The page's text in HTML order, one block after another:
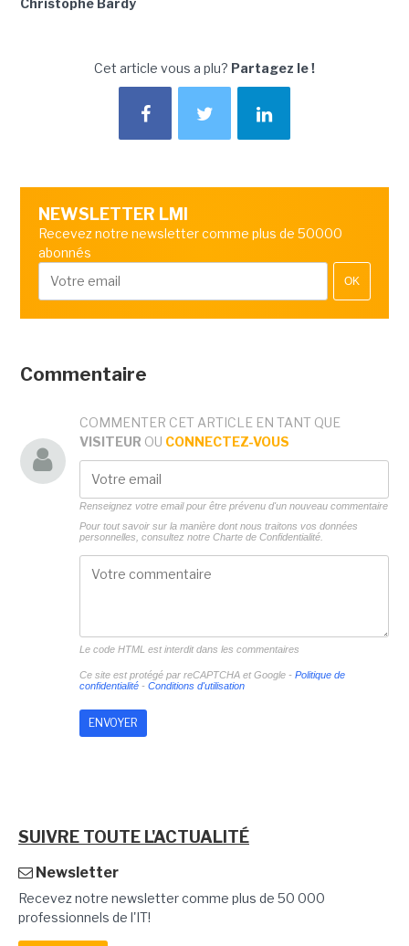
Christophe Bardy
Cet article vous a plu? Partagez le !
NEWSLETTER LMI
Recevez notre newsletter comme plus de 50000
abonnés
OK
Commentaire
COMMENTER CET ARTICLE EN TANT QUE
VISITEUR OU CONNECTEZ-VOUS
Renseignez votre email pour être prévenu d'un nouveau commentaire
Pour tout savoir sur la manière dont nous traitons vos données
personnelles, consultez notre Charte de Confidentialité.
Le code HTML est interdit dans les commentaires
Ce site est protégé par reCAPTCHA et Google - Politique de
confidentialité- Conditions d'utilisation
SUIVRE TOUTE L'ACTUALITÉ
Newsletter
Recevez notre newsletter comme plus de 50 000
professionnels de l'IT!